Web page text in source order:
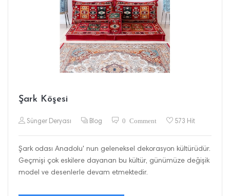
Şark Köşesi
Sünger Deryası Blog 0 Comment 573 Hit
Şark odası Anadolu' nun geleneksel dekorasyon kültürüdür.
Geçmişi çok eskilere dayanan bu kültür, günümüze değişik
model ve desenlerle devam etmektedir.